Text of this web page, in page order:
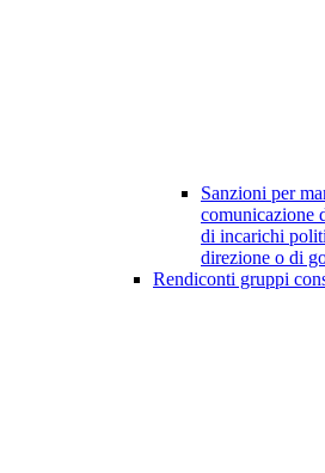
Sanzioni per
comunicazione
di incarichi
direzione o di
Rendiconti gruppi